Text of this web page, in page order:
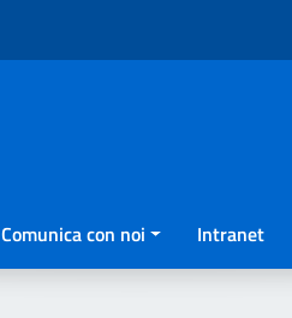
Comunica con noi Intranet